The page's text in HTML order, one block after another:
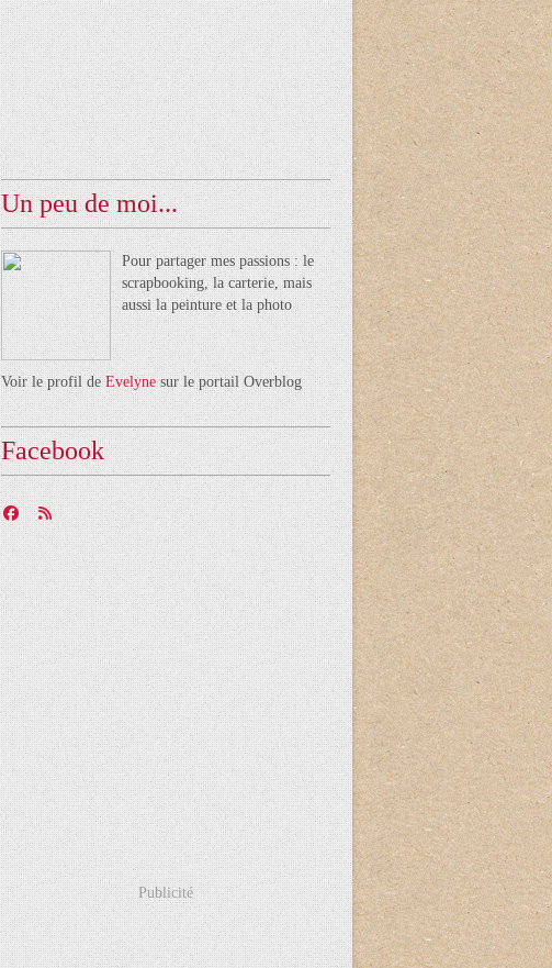
Un peu de moi...
Pour partager mes passions : le
scrapbooking, la carterie, mais
aussi la peinture et la photo
Voir le profil deEvelynesur le portail Overblog
Facebook
Publicité